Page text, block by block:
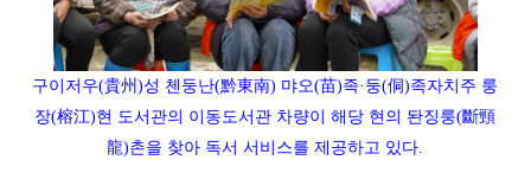
구이저우(貴州)성 첸둥난(黔東南) 먀오(苗)족·둥(侗)족자치주 룽
장(榕江)현 도서관의 이동도서관 차량이 해당 현의 돤징룽(斷頸
龍)촌을 찾아 독서 서비스를 제공하고 있다.